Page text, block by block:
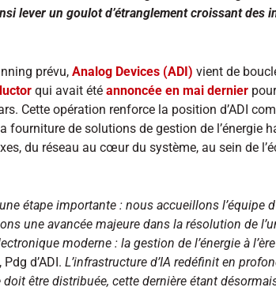
lever un goulot d’étranglement croissant des
prévu, Analog Devices (ADI) vient de
qui avait été annoncée en mai dernier
Cette opération renforce la position d’ADI
fourniture de solutions de gestion de l’énergie
du réseau au cœur du système, au sein de
étape importante : nous accueillons l’équipe
une avancée majeure dans la résolution de
moderne : la gestion de l’énergie à l’ère
d’ADI. L’infrastructure d’IA redéfinit en
doit être distribuée, cette dernière étant